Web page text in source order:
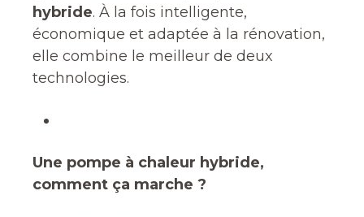
hybride. À la fois intelligente,
économique et adaptée à la rénovation,
elle combine le meilleur de deux
technologies.
Une pompe à chaleur hybride,
comment ça marche ?